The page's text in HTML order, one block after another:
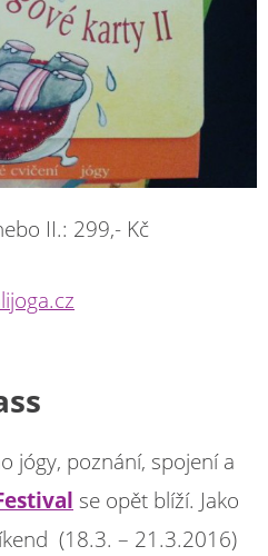
II.: 299,- Kč
jógy, poznání, spojení a
se opět blíží. Jako
(18.3. – 21.3.2016)